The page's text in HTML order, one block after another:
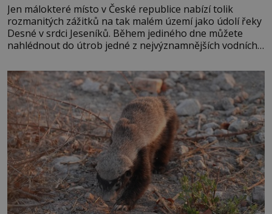
Jen málokteré místo v České republice nabízí tolik
rozmanitých zážitků na tak malém území jako údolí řeky
Desné v srdci Jeseníků. Během jediného dne můžete
nahlédnout do útrob jedné z nejvýznamnějších vodních
se na koloběžce a den zakončit poznáváním památek ve
Velkých Losinách nebo v termálním